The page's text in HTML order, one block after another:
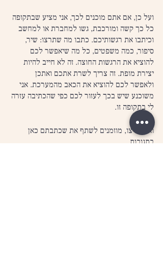
ועל כן, אם אתם מוכנים לכך, אני מציע שבתקופה
כל כך קשה ומורכבת, גשו למחברת או למחשב
וכיתבו את רגשותיכם. כתבו מה שתרצו: שיר,
סיפור, כמה משפטים, כל מה שיאפשר לכם
להוציא את הרגשות החוצה. זה לא חייב להיות
יצירת מופת. זה צריך לשרת אתכם ואתכן
ולאפשר לכם להוציא את הכאב מהמערכת. אני
משוכנע שיש בכך לעזור לכם כפי שהכתיבה עזרה
לי בתקופה זו.
ואם תרצו, מוזמנים לשתף את שכתבתם כאן
בתגובות.